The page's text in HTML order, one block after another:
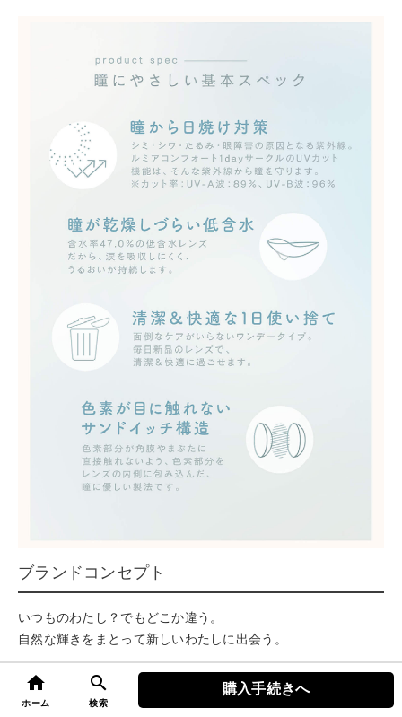
home
ホーム
search
検索
購入手続きへ
ブランドコンセプト
いつものわたし？でもどこか違う。
自然な輝きをまとって新しいわたしに出会う。